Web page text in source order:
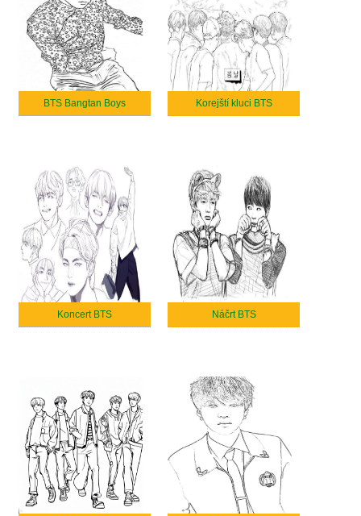
BTS Bangtan Boys Korejští kluci BTS
Koncert BTS Náčrt BTS